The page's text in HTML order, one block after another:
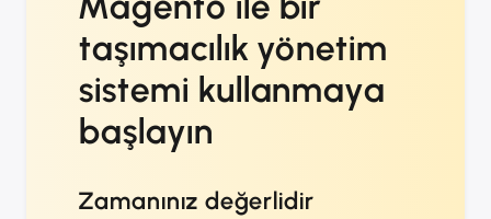
taşımacılık yönetim
sistemi kullanmaya
başlayın
Zamanınız değerlidir